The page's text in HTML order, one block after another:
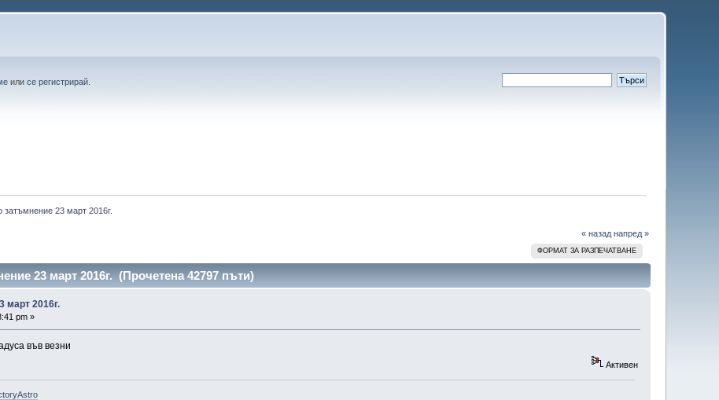
илисе регистрирай
затъмнение 23 март 2016г.
« назад напред »
ФОРМАТ ЗА РАЗПЕЧАТВАНЕ
23 март 2016г. (Прочетена 42797 пъти)
март 2016г.
pm »
във везни
Активен